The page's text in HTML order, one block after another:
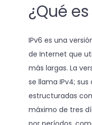
¿Qué
IPv6 es una
de Internet que
más largas. La
se llama IPv4;
estructuradas
máximo de tres